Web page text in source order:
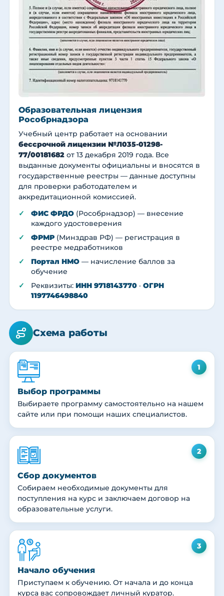
Образовательная лицензия
Рособрнадзора
Учебный центр работает на основании
бессрочной лицензии №Л035-01298-
77/00181682 от 13 декабря 2019 года. Все
выданные документы официальны и вносятся в
государственные реестры — данные доступны
для проверки работодателем и
аккредитационной комиссией.
ФИС ФРДО (Рособрнадзор) — внесение
каждого удостоверения
ФРМР (Минздрав РФ) — регистрация в
реестре медработников
Портал НМО — начисление баллов за
обучение
Реквизиты: ИНН 9718143770 · ОГРН
1197746498840
Схема работы
1
Выбор программы
Выбираете программу самостоятельно на нашем
сайте или при помощи наших специалистов.
2
Сбор документов
Собираем необходимые документы для
поступления на курс и заключаем договор на
образовательные услуги.
3
Начало обучения
Приступаем к обучению. От начала и до конца
курса вас сопровождает личный куратор.